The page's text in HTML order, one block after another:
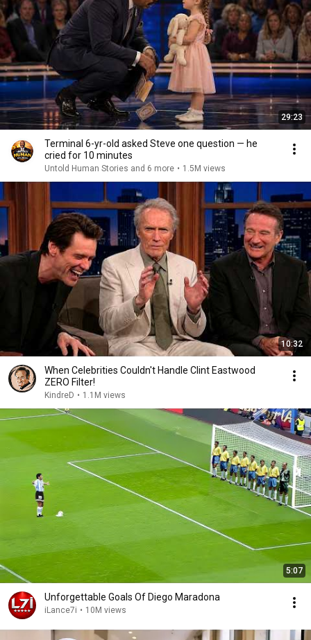
29:23
Terminal 6-yr-old asked Steve one question — he
cried for 10 minutes
Untold Human Stories and 6 more • 1.5M views
10:32
When Celebrities Couldn't Handle Clint Eastwood
ZERO Filter!
KindreD • 1.1M views
5:07
Unforgettable Goals Of Diego Maradona
iLance7i • 10M views